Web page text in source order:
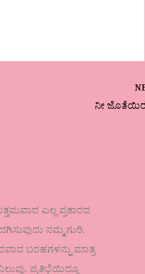
ನೀ
ಎಲ್ಲ ಪ್ರಕಾರದ
ನಮ್ಮ ಗುರಿ.
ಬರಹಗಳನ್ನು ಮಾತ್ರ